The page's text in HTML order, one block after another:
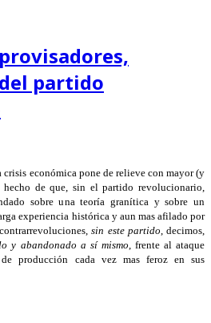
partido
crisis económica pone de relieve con mayor (y
hecho de que, sin el partido revolucionario,
sobre una teoría granítica y sobre un
experiencia histórica y aun mas afilado por
sin este partido, decimos,
y abandonado a sí mismo, frente al ataque
producción cada vez mas feroz en sus